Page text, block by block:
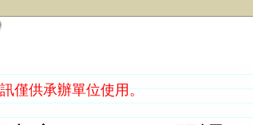
僅供承辦單位使用。